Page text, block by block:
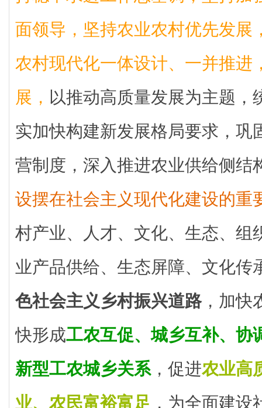
面领导，坚持农业农村优先发展
农村现代化一体设计、一并推进
展， 以推动高质量发展为主题，
实加快构建新发展格局要求，巩
营制度，深入推进农业供给侧结
设摆在社会主义现代化建设的重
村产业、人才、文化、生态、组
业产品供给、生态屏障、文化传
色社会主义乡村振兴道路，加快
快形成工农互促、城乡互补、协
新型工农城乡关系，促进农业高
业、农民富裕富足 ，为全面建